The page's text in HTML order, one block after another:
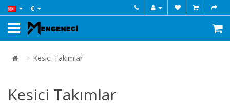
€
Kesici Takımlar
Kesici Takımlar